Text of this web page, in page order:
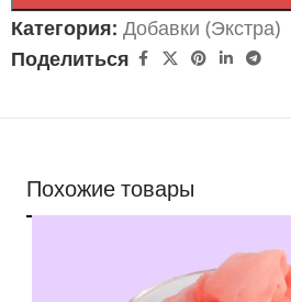
Категория: Добавки (Экстра)
Поделиться
Похожие товары